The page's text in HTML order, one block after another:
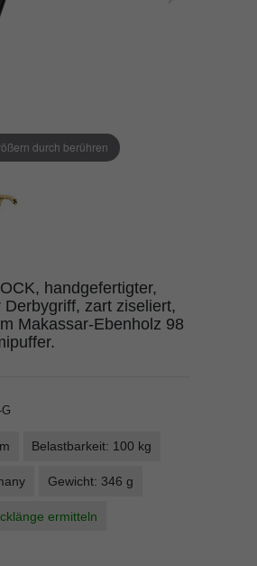
durch berühren
handgefertigter,
zart ziseliert,
Makassar-Ebenholz 98
Belastbarkeit: 100 kg
Gewicht: 346 g
ermitteln